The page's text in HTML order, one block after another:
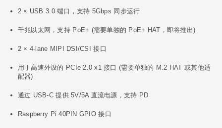
2 × USB 3.0 端口，支持 5Gbps 同步运行
千兆以太网，支持 PoE+ (需要单独的 PoE+ HAT，即将推出)
2 × 4-lane MIPI DSI/CSI 接口
用于高速外设的 PCIe 2.0 x1 接口 (需要单独的 M.2 HAT 或其他适
配器)
通过 USB-C 提供 5V/5A 直流电源，支持 PD
Raspberry Pi 40PIN GPIO 接口